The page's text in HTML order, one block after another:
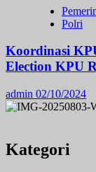
Polri
Koordinasi
Election KPU
admin 02/10/2024
Kategori